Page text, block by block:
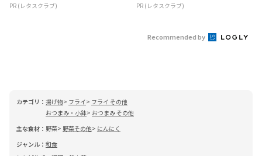
PR (レタスクラブ) PR (レタスクラブ)
Recommended by
カテゴリ： 揚げ物 フライ
フライ その他
おつまみ・小鉢
おつまみ その他
主な食材： 野菜 野菜その他
にんにく
ジャンル： 和食